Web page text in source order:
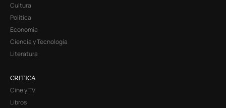
Cultura
Política
Economía
Ciencia y Tecnología
Literatura
CRITICA
Cine y TV
Libros